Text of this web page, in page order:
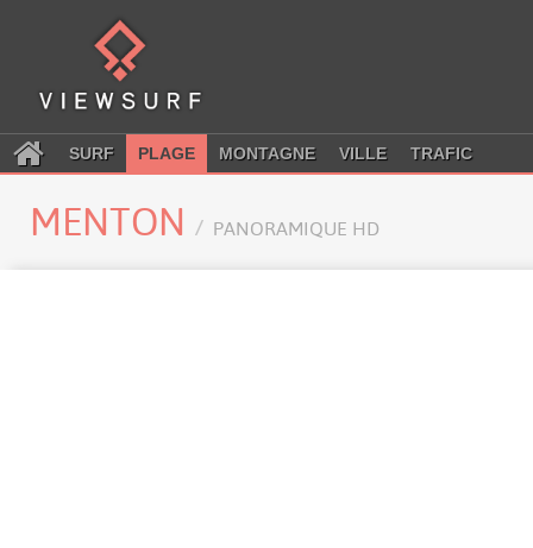
SURF PLAGE MONTAGNE VILLE TRAFIC
MENTON PANORAMIQUE HD